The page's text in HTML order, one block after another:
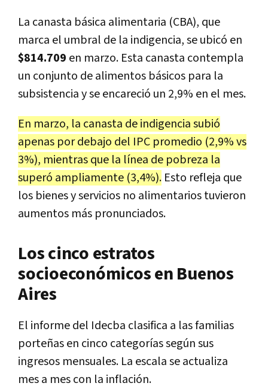
La canasta básica alimentaria (CBA), que
marca el umbral de la indigencia, se ubicó en
$814.709 en marzo. Esta canasta contempla
un conjunto de alimentos básicos para la
subsistencia y se encareció un 2,9% en el mes.
En marzo, la canasta de indigencia subió
apenas por debajo del IPC promedio (2,9% vs
3%), mientras que la línea de pobreza la
superó ampliamente (3,4%). Esto refleja que
los bienes y servicios no alimentarios tuvieron
aumentos más pronunciados.
Los cinco estratos
socioeconómicos en Buenos
Aires
El informe del Idecba clasifica a las familias
porteñas en cinco categorías según sus
ingresos mensuales. La escala se actualiza
mes a mes con la inflación.